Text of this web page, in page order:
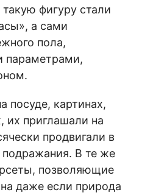
фигуру стали
а сами
пола,
посуде, картинах,
их приглашали на
продвигали в
подражания. В те же
позволяющие
даже если природа